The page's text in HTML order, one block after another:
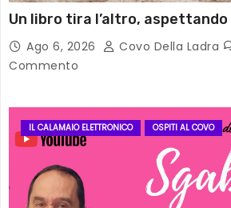
Un libro tira l’altro,
Ago 6, 2026 Covo Della Ladra
Commento
IL CALAMAIO ELETTRONICO OSPITI AL COVO